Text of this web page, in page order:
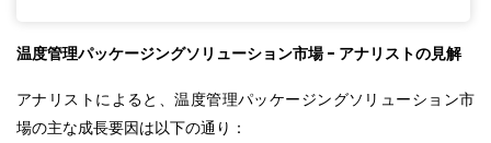
温度管理パッケージングソリューション市場 - アナリストの見解
アナリストによると、温度管理パッケージングソリューション市
場の主な成長要因は以下の通り：